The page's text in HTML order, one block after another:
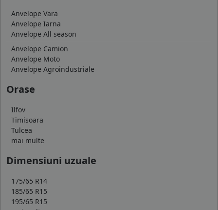
Anvelope Vara
Anvelope Iarna
Anvelope All season
Anvelope Camion
Anvelope Moto
Anvelope Agroindustriale
Orase
Ilfov
Timisoara
Tulcea
mai multe
Dimensiuni uzuale
175/65 R14
185/65 R15
195/65 R15